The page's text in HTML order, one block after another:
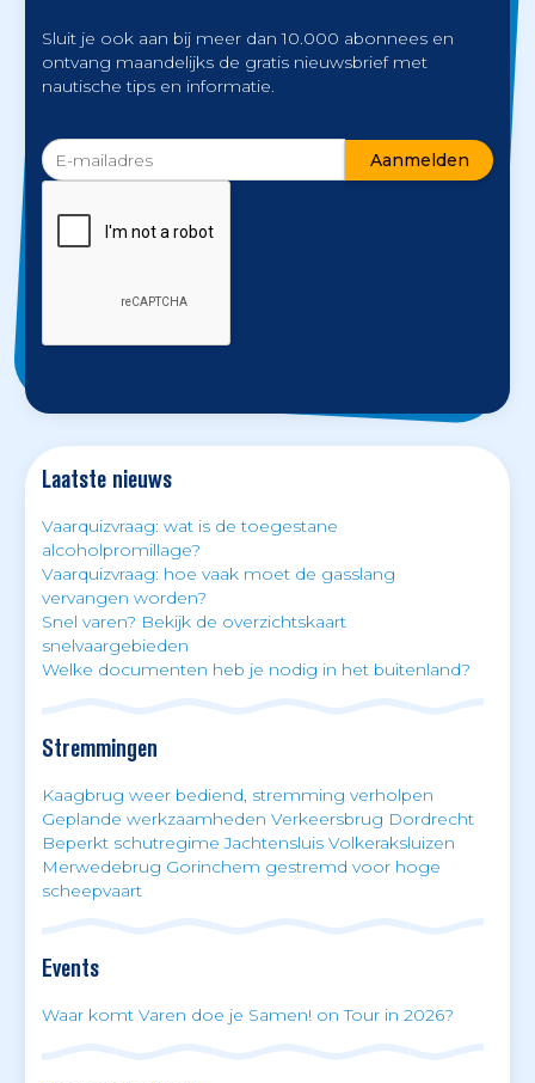
Sluit je ook aan bij meer dan 10.000 abonnees en
ontvang maandelijks de gratis nieuwsbrief met
nautische tips en informatie.
Laatste nieuws
Vaarquizvraag: wat is de toegestane
alcoholpromillage?
Vaarquizvraag: hoe vaak moet de gasslang
vervangen worden?
Snel varen? Bekijk de overzichtskaart
snelvaargebieden
Welke documenten heb je nodig in het buitenland?
Stremmingen
Kaagbrug weer bediend, stremming verholpen
Geplande werkzaamheden Verkeersbrug Dordrecht
Beperkt schutregime Jachtensluis Volkeraksluizen
Merwedebrug Gorinchem gestremd voor hoge
scheepvaart
Events
Waar komt Varen doe je Samen! on Tour in 2026?